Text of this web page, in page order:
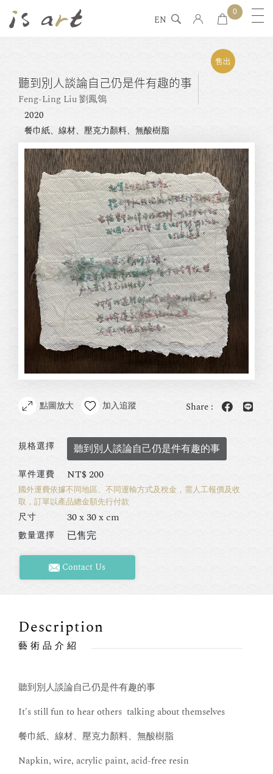
EN
0
聽到別人談論自己仍是件有趣的事
Feng-Ling Liu 劉鳳鴒
2020
餐巾紙、線材、壓克力顏料、無酸樹脂
售出
點圖放大 加入追蹤 Share :
規格選擇 聽到別人談論自己仍是件有趣的事
單件運費 NT$200
國外運費依據不同地區、不同運輸方式及稅金，需人工報價及收
取，訂單以產品總金額先行付款
尺寸 30 x 30 x cm
數量選擇 已售完
Contact Us
Description
藝術品介紹
聽到別人談論自己仍是件有趣的事
It's still fun to hear others talking about themselves
餐巾紙、線材、壓克力顏料、無酸樹脂
Napkin, wire, acrylic paint, acid-free resin